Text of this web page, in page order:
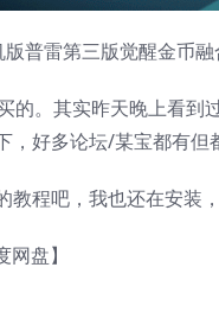
的。其实昨天晚上看到
，好多论坛/某宝都有
程吧，我也还在安装
网盘】